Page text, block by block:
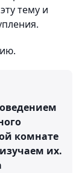
тему и
комнате
их.